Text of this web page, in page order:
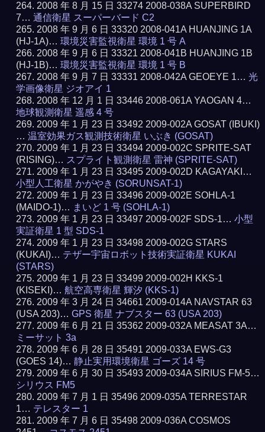
2008 年 8 月 15 日 33274 2008-038A SUPERBIRD
7…通信衛星 スーパーバード C2
2008 年 9 月 6 日 33320 2008-041A HUANJING 1A
(HJ-1A)…環境災害監視衛星 環境 1 号 A
2008 年 9 月 6 日 33321 2008-041B HUANJING 1B
(HJ-1B)…環境災害監視衛星 環境 1 号 B
2008 年 9 月 7 日 33331 2008-042A GEOEYE 1…光
学画像衛星 ジオアイ 1
2008 年 12 月 1 日 33446 2008-061A YAOGAN 4…
地球観測衛星 遥感 4 号
2009 年 1 月 23 日 33492 2009-002A GOSAT (IBUKI)
…温室効果ガス観測技術衛星 いぶき (GOSAT)
2009 年 1 月 23 日 33494 2009-002C SPRITE-SAT
(RISING)… スプライト観測衛星 雷神 (SPRITE-SAT)
2009 年 1 月 23 日 33495 2009-002D KAGAYAKI…
小型人工衛星 かがやき (SORUNSAT-1)
2009 年 1 月 23 日 33496 2009-002E SOHLA-1
(MAIDO-1)… まいど 1 号 (SOHLA-1)
2009 年 1 月 23 日 33497 2009-002F SDS-1…小型
実証衛星 1 型 SDS-1
2009 年 1 月 23 日 33498 2009-002G STARS
(KUKAI)… テザー宇宙ロボット技術実証衛星 KUKAI
(STARS)
2009 年 1 月 23 日 33499 2009-002H KKS-1
(KISEKI)…航空高専衛星 輝汐 (KKS-1)
2009 年 3 月 24 日 34661 2009-014A NAVSTAR 63
(USA 203)…GPS 衛星 ナブスター 63 (USA 203)
2009 年 6 月 21 日 35362 2009-032A MEASAT 3A…
ミーサット 3a
2009 年 6 月 28 日 35491 2009-033A EWS-G3
(GOES 14)…静止実用環境衛星 ゴーズ 14 号
2009 年 6 月 30 日 35493 2009-034A SIRIUS FM-5…
シリウス FM5
2009 年 7 月 1 日 35496 2009-035A TERRESTAR
1… テレスター 1
2009 年 7 月 6 日 35498 2009-036A COSMOS